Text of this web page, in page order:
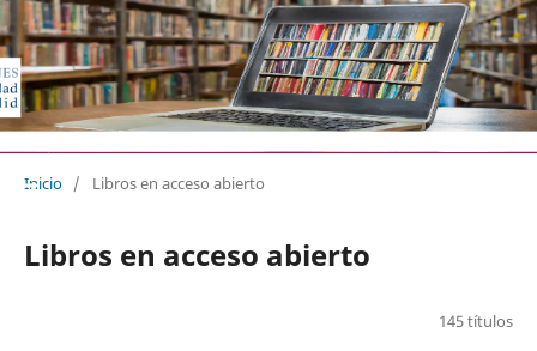
EDICIONES UNIVERSIDAD DE
Inicio / Libros en acceso abierto
Libros en acceso abierto
145 títulos